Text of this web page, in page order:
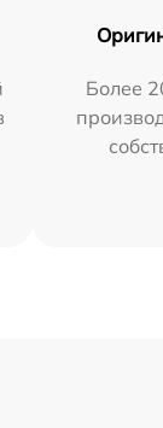
Более